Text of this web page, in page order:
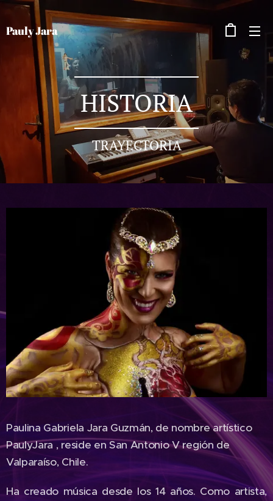
Pauly Jara
HISTORIA
TRAYECTORIA
Paulina Gabriela Jara Guzmán, de nombre artístico
PaulyJara , reside en San Antonio V región de
Valparaíso, Chile.
Ha creado música desde los 14 años. Como artista,